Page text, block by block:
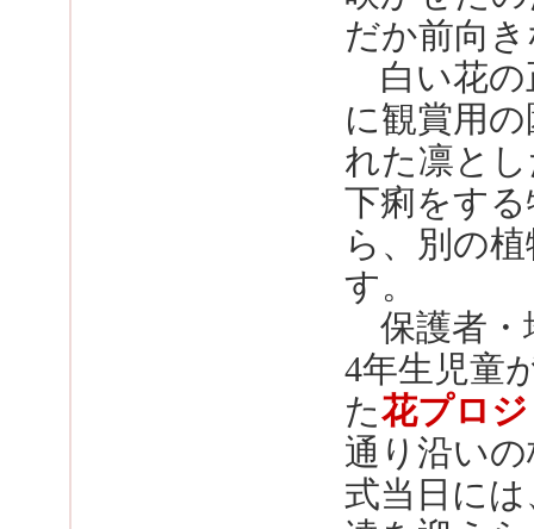
だか前向
白い花の
に観賞用
れた凛と
下痢をす
ら、別の
す。
保護者・
4年生児童
た花プロ
通り沿い
式当日に